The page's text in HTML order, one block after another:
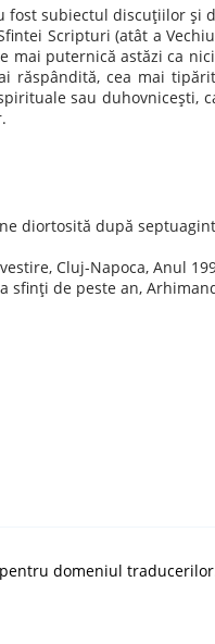
subiectul discuţiilor şi
Scripturi (atât a
mai puternică astăzi ca
răspândită, cea mai
sau duhovniceşti,
diortosită după
Cluj-Napoca, Anul
sfinţi de peste an,
domeniul